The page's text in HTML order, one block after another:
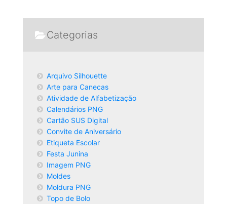
Categorias
Arquivo Silhouette
Arte para Canecas
Atividade de Alfabetização
Calendários PNG
Cartão SUS Digital
Convite de Aniversário
Etiqueta Escolar
Festa Junina
Imagem PNG
Moldes
Moldura PNG
Topo de Bolo